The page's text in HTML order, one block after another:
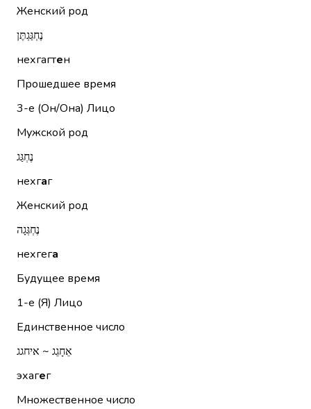
Женский род
נֶחְגַּגְתֶּן
нехгагтен
Прошедшее время
3-е (Он/Она) Лицо
Мужской род
נֶחְגַּג
нехгаг
Женский род
נֶחְגְּגָה
нехгега
Будущее время
1-е (Я) Лицо
Единственное число
אֵחָגֵג ~ איחגג
эхагег
Множественное число